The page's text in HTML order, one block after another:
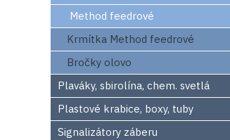
Method feedrové
Krmítka Method feedrové
Bročky olovo
Plaváky, sbirolína, chem. svetlá
Plastové krabice, boxy, tuby
Signalizátory záberu